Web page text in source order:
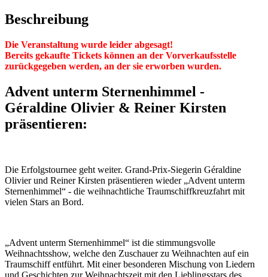
Beschreibung
Die Veranstaltung wurde leider abgesagt!
Bereits gekaufte Tickets können an der Vorverkaufsstelle
zurückgegeben werden, an der sie erworben wurden.
Advent unterm Sternenhimmel -
Géraldine Olivier & Reiner Kirsten
präsentieren:
Die Erfolgstournee geht weiter. Grand-Prix-Siegerin Géraldine
Olivier und Reiner Kirsten präsentieren wieder „Advent unterm
Sternenhimmel“ - die weihnachtliche Traumschiffkreuzfahrt mit
vielen Stars an Bord.
„Advent unterm Sternenhimmel“ ist die stimmungsvolle
Weihnachtsshow, welche den Zuschauer zu Weihnachten auf ein
Traumschiff entführt. Mit einer besonderen Mischung von Liedern
und Geschichten zur Weihnachtszeit mit den Lieblingsstars des